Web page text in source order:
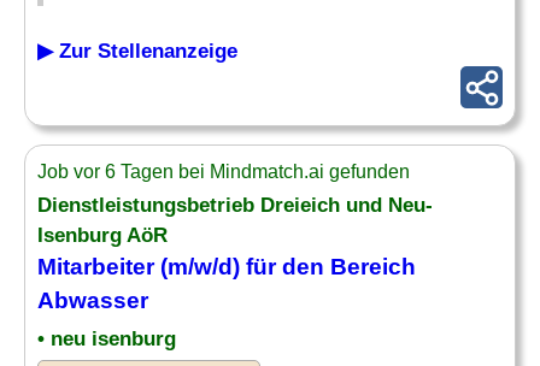
▶ Zur Stellenanzeige
Job vor 6 Tagen bei Mindmatch.ai gefunden
Dienstleistungsbetrieb Dreieich und Neu-
Isenburg AöR
Mitarbeiter (m/w/d) für den Bereich
Abwasser
• neu isenburg